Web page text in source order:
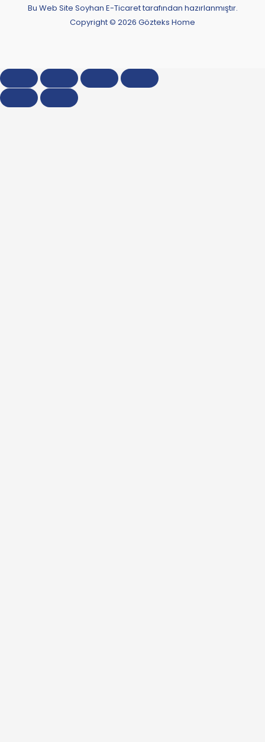
Bu Web Site Soyhan E-Ticaret tarafından hazırlanmıştır.
Copyright © 2026 Gözteks Home